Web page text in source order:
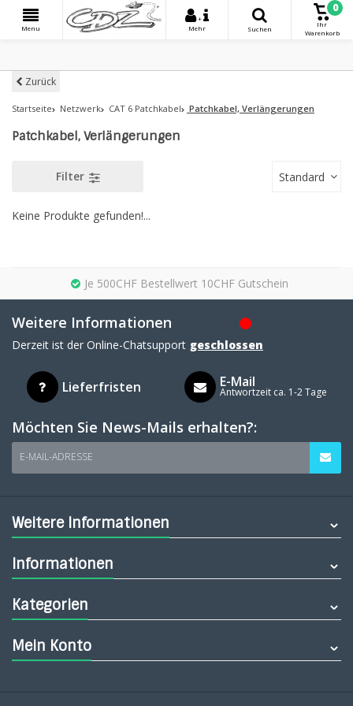
Menu
+
Mehr
Suchen
0
Ihr
Warenkorb
Zurück
Startseite Netzwerk CAT 6 Patchkabel Patchkabel, Verlängerungen
Patchkabel, Verlängerungen
Filter Standard
Keine Produkte gefunden!...
Je 500CHF Bestellwert 10CHF Gutschein
Weitere Informationen
Derzeit ist der Online-Chatsupport geschlossen
Lieferfristen E-Mail
Antwortzeit ca. 1-2 Tage
Möchten Sie News-Mails erhalten?:
E-MAIL-ADRESSE
Weitere Informationen
Informationen
Kategorien
Mein Konto